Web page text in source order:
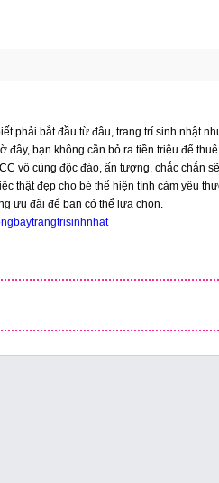
phải bắt đầu từ đâu, trang trí sinh nhật
bạn không cần bỏ ra tiền triệu để
vô cùng độc đáo, ấn tượng, chắc chắn
thật đẹp cho bé thể hiện tình cảm yêu
ưu đãi để bạn có thể lựa chọn.